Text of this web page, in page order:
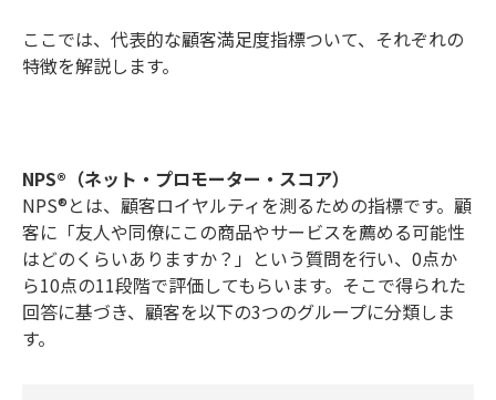
ここでは、代表的な顧客満足度指標ついて、それぞれの
特徴を解説します。
NPS®（ネット・プロモーター・スコア）
NPS®とは、顧客ロイヤルティを測るための指標です。顧
客に「友人や同僚にこの商品やサービスを薦める可能性
はどのくらいありますか？」という質問を行い、0点か
ら10点の11段階で評価してもらいます。そこで得られた
回答に基づき、顧客を以下の3つのグループに分類しま
す。